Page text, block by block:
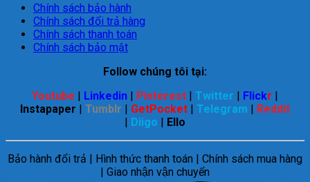
Chính sách bảo hành
Chính sách đổi trả hàng
Chính sách thanh toán
Chính sách bảo mật
Follow chúng tôi tại:
Youtube
Linkedin Pinterest Twitter Flickr
Instapaper
Tumblr GetPocket Telegram
Reddit
Diigo Ello
Bảo hành đổi trả | Hình thức thanh toán | Chính sách mua hàng
| Giao nhận vận chuyển